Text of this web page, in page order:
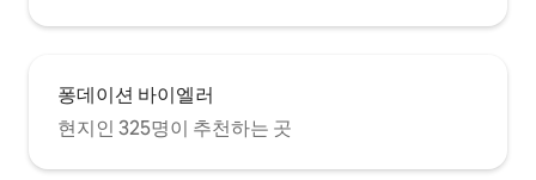
퐁데이션 바이엘러
현지인 325명이 추천하는 곳